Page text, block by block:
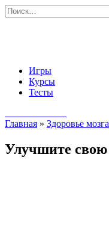
Перейти
к
Search
for:
Игры
Курсы
Тесты
Главная » Здоровье мозга
Улучшите свою